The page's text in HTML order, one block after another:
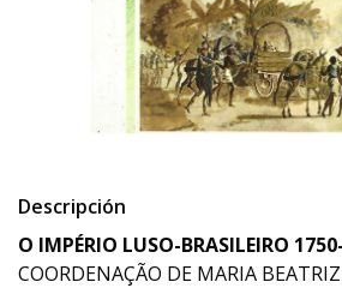
Descripción
O IMPÉRIO LUSO-BRASILEIRO
COORDENAÇÃO DE MARIA